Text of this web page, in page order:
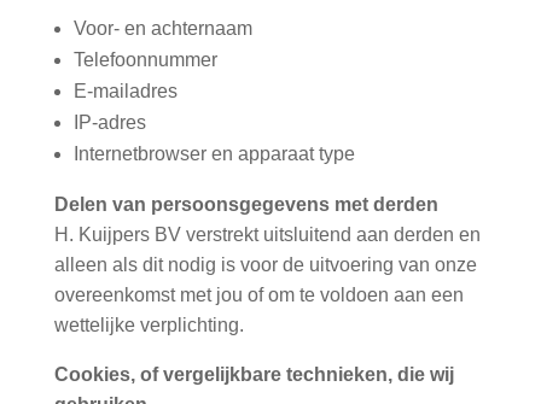
Voor- en achternaam
Telefoonnummer
E-mailadres
IP-adres
Internetbrowser en apparaat type
Delen van persoonsgegevens met derden
H. Kuijpers BV verstrekt uitsluitend aan derden en
alleen als dit nodig is voor de uitvoering van onze
overeenkomst met jou of om te voldoen aan een
wettelijke verplichting.
Cookies, of vergelijkbare technieken, die wij